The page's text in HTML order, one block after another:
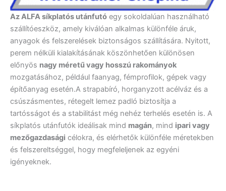
Az ALFA síkplatós utánfutó egy sokoldalúan használható
szállítóeszköz, amely kiválóan alkalmas különféle áruk,
anyagok és felszerelések biztonságos szállítására. Nyitott,
perem nélküli kialakításának köszönhetően különösen
előnyös nagy méretű vagy hosszú rakományok
mozgatásához, például faanyag, fémprofilok, gépek vagy
építőanyag esetén.A strapabíró, horganyzott acélváz és a
csúszásmentes, rétegelt lemez padló biztosítja a
tartósságot és a stabilitást még nehéz terhelés esetén is. A
síkplatós utánfutók ideálisak mind magán, mind ipari vagy
mezőgazdasági célokra, és elérhetők különféle méretekben
és felszereltséggel, hogy megfeleljenek az egyéni
igényeknek.